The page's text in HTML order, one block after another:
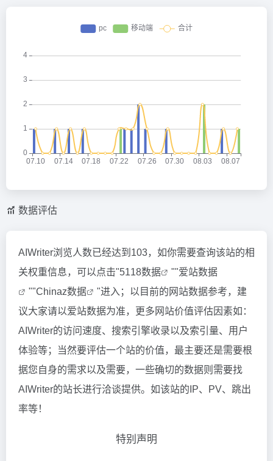
数据评估
AIWriter浏览人数已经达到103，如你需要查询该站的相
关权重信息，可以点击"5118数据 ""爱站数据
""Chinaz数据
"进入；以目前的网站数据参考，建
议大家请以爱站数据为准，更多网站价值评估因素如：
AIWriter的访问速度、搜索引擎收录以及索引量、用户
体验等；当然要评估一个站的价值，最主要还是需要根
据您自身的需求以及需要，一些确切的数据则需要找
AIWriter的站长进行洽谈提供。如该站的IP、PV、跳出
率等！
特别声明